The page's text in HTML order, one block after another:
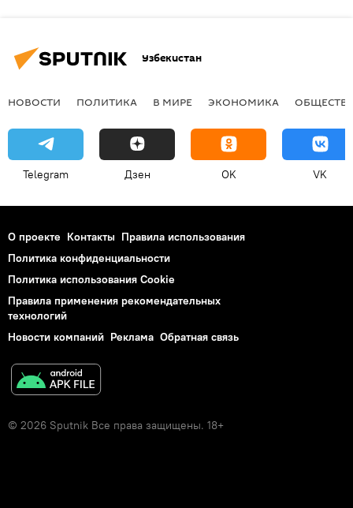
Узбекистан
НОВОСТИ ПОЛИТИКА В МИРЕ ЭКОНОМИКА
Telegram Дзен OK VK
О проекте Контакты Правила использования
Политика конфиденциальности
Политика использования Cookie
Правила применения рекомендательных
технологий
Новости компаний Реклама Обратная связь
© 2026 Sputnik Все права защищены. 18+